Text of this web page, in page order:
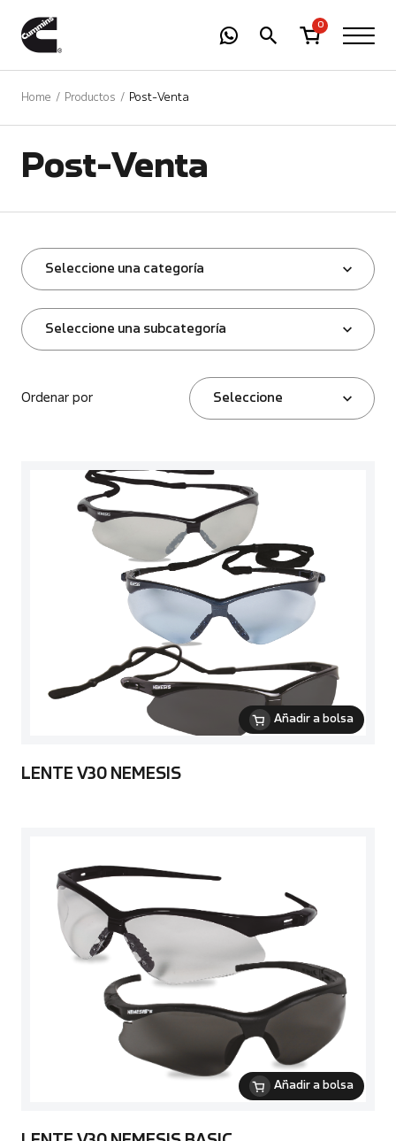
0
Home Productos Post-Venta
Post-Venta
Seleccione una categoría
Seleccione una subcategoría
Ordenar por Seleccione
Añadir a bolsa
LENTE V30 NEMESIS
Añadir a bolsa